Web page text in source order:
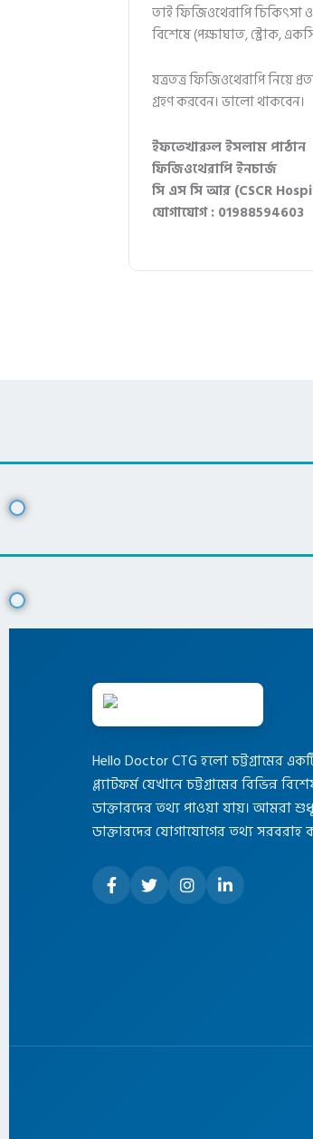
তাই ফিজিওথেরাপি চিকিৎসা
বিশেষে (পক্ষাঘাত, স্ট্রোক,
যত্রতত্র ফিজিওথেরাপি নিয়ে
গ্রহণ করবেন। ভালো থাকবেন।
ইফতেখারুল ইসলাম পাঠান
ফিজিওথেরাপি ইনচার্জ
সি এস সি আর (CSCR
যোগাযোগ : 01988594603
Hello Doctor CTG হলো চট্টগ্রামের
প্ল্যাটফর্ম যেখানে চট্টগ্রামের বিভিন্ন
ডাক্তারদের তথ্য পাওয়া যায়। আমরা
ডাক্তারদের যোগাযোগের তথ্য সরবরাহ